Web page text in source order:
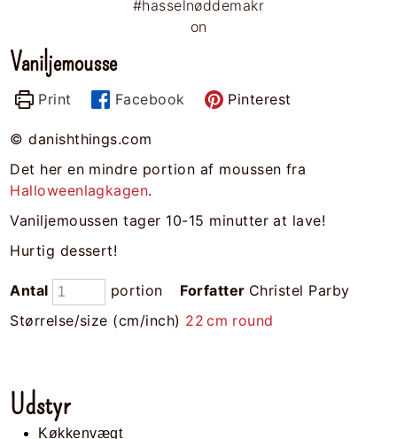
Vaniljemousse
Print Facebook Pinterest
© danishthings.com
Det her en mindre portion af moussen fra
Halloweenlagkagen.
Vaniljemoussen tager 10-15 minutter at lave!
Hurtig dessert!
Antal portion Forfatter Christel Parby
Størrelse/size (cm/inch) 22 cm round
Udstyr
Køkkenvægt